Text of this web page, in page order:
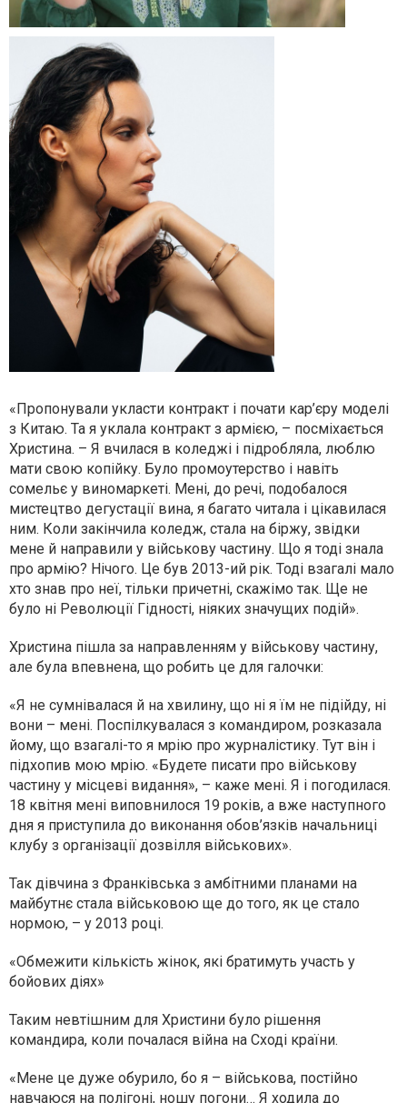
«Пропонували укласти контракт і почати кар’єру моделі
з Китаю. Та я уклала контракт з армією, – посміхається
Христина. – Я вчилася в коледжі і підробляла, люблю
мати свою копійку. Було промоутерство і навіть
сомельє у виномаркеті. Мені, до речі, подобалося
мистецтво дегустації вина, я багато читала і цікавилася
ним. Коли закінчила коледж, стала на біржу, звідки
мене й направили у військову частину. Що я тоді знала
про армію? Нічого. Це був 2013-ий рік. Тоді взагалі мало
хто знав про неї, тільки причетні, скажімо так. Ще не
було ні Революції Гідності, ніяких значущих подій».
Христина пішла за направленням у військову частину,
але була впевнена, що робить це для галочки:
«Я не сумнівалася й на хвилину, що ні я їм не підійду, ні
вони – мені. Поспілкувалася з командиром, розказала
йому, що взагалі-то я мрію про журналістику. Тут він і
підхопив мою мрію. «Будете писати про військову
частину у місцеві видання», – каже мені. Я і погодилася.
18 квітня мені виповнилося 19 років, а вже наступного
дня я приступила до виконання обов’язків начальниці
клубу з організації дозвілля військових».
Так дівчина з Франківська з амбітними планами на
майбутнє стала військовою ще до того, як це стало
нормою, – у 2013 році.
«Обмежити кількість жінок, які братимуть участь у
бойових діях»
Таким невтішним для Христини було рішення
командира, коли почалася війна на Сході країни.
«Мене це дуже обурило, бо я – військова, постійно
навчаюся на полігоні, ношу погони… Я ходила до